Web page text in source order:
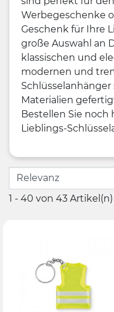
Werbegeschenke
Geschenk für Ihre
große Auswahl an
klassischen und
modernen und
Materialien
Bestellen Sie noch
Lieblings-
1 - 40 von 43 Artikel(n)